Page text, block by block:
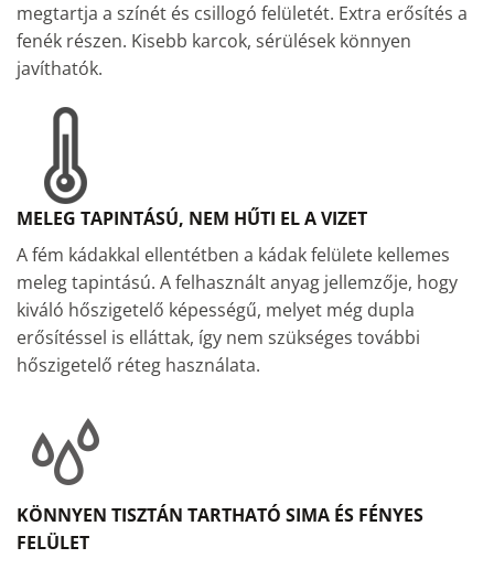
megtartja a színét és csillogó felületét. Extra erősítés a
fenék részen. Kisebb karcok, sérülések könnyen
javíthatók.
MELEG TAPINTÁSÚ, NEM HŰTI EL A VIZET
A fém kádakkal ellentétben a kádak felülete kellemes
meleg tapintású. A felhasznált anyag jellemzője, hogy
kiváló hőszigetelő képességű, melyet még dupla
erősítéssel is elláttak, így nem szükséges további
hőszigetelő réteg használata.
KÖNNYEN TISZTÁN TARTHATÓ SIMA ÉS FÉNYES
FELÜLET